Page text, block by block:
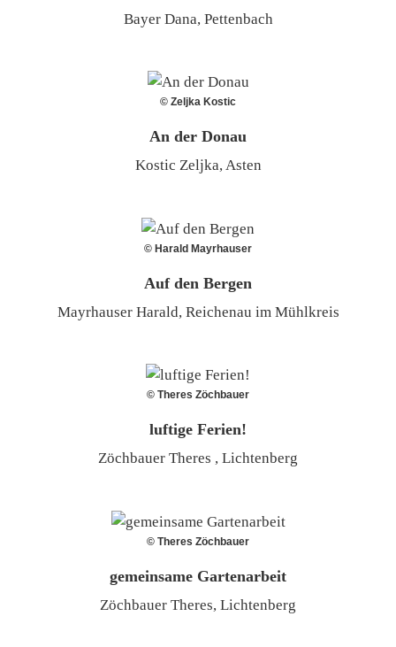
Bayer Dana, Pettenbach
© Zeljka Kostic
An der Donau
Kostic Zeljka, Asten
© Harald Mayrhauser
Auf den Bergen
Mayrhauser Harald, Reichenau im Mühlkreis
© Theres Zöchbauer
luftige Ferien!
Zöchbauer Theres , Lichtenberg
© Theres Zöchbauer
gemeinsame Gartenarbeit
Zöchbauer Theres, Lichtenberg